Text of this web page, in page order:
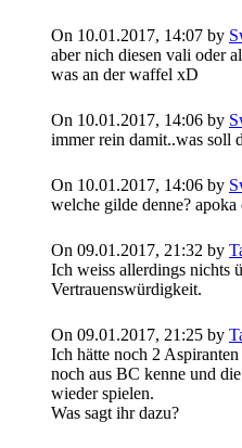
On 10.01.2017, 14:07 by
aber nich diesen vali oder
was an der waffel xD
On 10.01.2017, 14:06 by
immer rein damit..was soll
On 10.01.2017, 14:06 by
welche gilde denne? apoka
On 09.01.2017, 21:32 by
Ich weiss allerdings nichts
Vertrauenswürdigkeit.
On 09.01.2017, 21:25 by
Ich hätte noch 2
noch aus BC kenne und
wieder spielen.
Was sagt ihr dazu?